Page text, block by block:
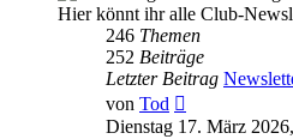
Hier könnt ihr alle Club-
246 Themen
252 Beiträge
Letzter Beitrag
von Tod
Beitrag
Dienstag 17. März